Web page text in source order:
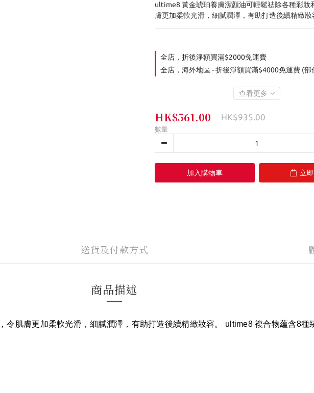
ultime8 黃金琥珀養膚潔顏油可輕鬆祛除各種彩妝
膚更加柔軟光滑，細膩潤澤，有助打造後續精緻妝
全店，折後淨額買滿$2000免運費
全店，海外地區 - 折後淨額買滿$4000免運費 (部
查看更多
HK$561.00 HK$935.00
數量
加入購物車 立
送貨及付款方式
商品描述
肌膚更加柔軟光滑，細膩潤澤，有助打造後續精緻妝容。 ultime8 複合物蘊含8種